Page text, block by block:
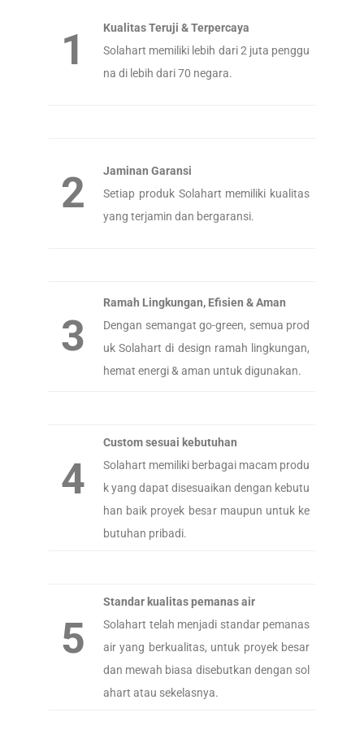
1
Kualitas Teruji & Terpercaya
Solahart memiliki lebih dari 2 juta penggu
na di lebih dari 70 negara.
2
Jaminan Garansi
Setiap produk Solahart memiliki kualitas
yang terjamin dan bergaransi.
3
Ramah Lingkungan, Efisien & Aman
Dengan semangat go-green, semua prod
uk Solahart di design ramah lingkungan,
hemat energi & aman untuk digunakan.
4
Custom sesuai kebutuhan
Solahart memiliki berbagai macam produ
k yang dapat disesuaikan dengan kebutu
han baik proyek besar maupun untuk ke
butuhan pribadi.
5
Standar kualitas pemanas air
Solahart telah menjadi standar pemanas
air yang berkualitas, untuk proyek besar
dan mewah biasa disebutkan dengan sol
ahart atau sekelasnya.